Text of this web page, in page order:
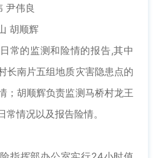
伟 尹伟良
青山 胡顺辉
常的监测和险情的报告,其中
长南片五组地质灾害隐患点的
；胡顺辉负责监测马桥村龙王
情况以及报告险情。